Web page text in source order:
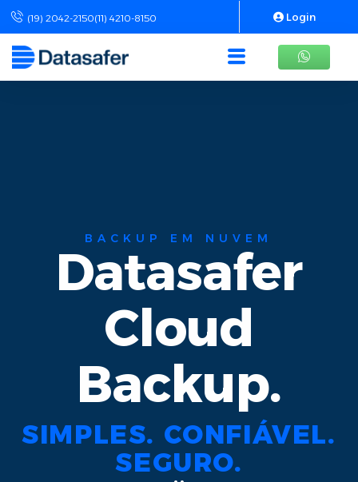
(19) 2042-2150(11) 4210-8150 Login
BACKUP EM NUVEM
Datasafer
Cloud
Backup.
SIMPLES. CONFIÁVEL.
SEGURO.